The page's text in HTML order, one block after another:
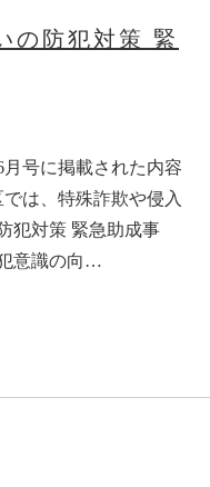
の防犯対策 緊
号に掲載された内容
は、特殊詐欺や侵入
犯対策 緊急助成事
意識の向…